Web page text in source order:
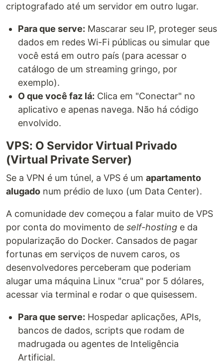
criptografado até um servidor em outro lugar.
Para que serve: Mascarar seu IP, proteger seus
dados em redes Wi-Fi públicas ou simular que
você está em outro país (para acessar o
catálogo de um streaming gringo, por
exemplo).
O que você faz lá: Clica em "Conectar" no
aplicativo e apenas navega. Não há código
envolvido.
VPS: O Servidor Virtual Privado
(Virtual Private Server)
Se a VPN é um túnel, a VPS é um apartamento
alugado num prédio de luxo (um Data Center).
A comunidade dev começou a falar muito de VPS
por conta do movimento de self-hosting e da
popularização do Docker. Cansados de pagar
fortunas em serviços de nuvem caros, os
desenvolvedores perceberam que poderiam
alugar uma máquina Linux "crua" por 5 dólares,
acessar via terminal e rodar o que quisessem.
Para que serve: Hospedar aplicações, APIs,
bancos de dados, scripts que rodam de
madrugada ou agentes de Inteligência
Artificial.